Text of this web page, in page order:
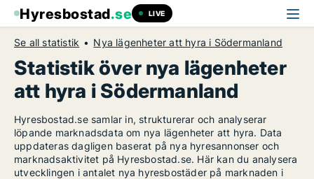
Hyresbostad.se LIVE
Se all statistik Nya lägenheter att hyra i Södermanland
Statistik över nya lägenheter
att hyra i Södermanland
Hyresbostad.se samlar in, strukturerar och analyserar
löpande marknadsdata om nya lägenheter att hyra. Data
uppdateras dagligen baserat på nya hyresannonser och
marknadsaktivitet på Hyresbostad.se. Här kan du analysera
utvecklingen i antalet nya hyresbostäder på marknaden i